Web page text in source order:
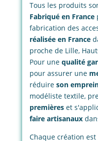
Tous les produits
Fabriqué en France
fabrication des
réalisée en France
proche de Lille,
Pour unequalité
pour assurer une
réduire son
modéliste textile,
premières et
faire artisanaux
Chaque création est